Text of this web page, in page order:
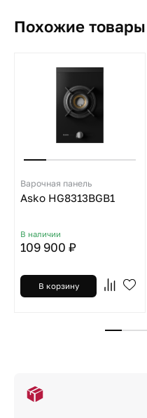
Похожие товары
Варочная панель
Asko HG8313BGB1
В наличии
109 900 ₽
В корзину